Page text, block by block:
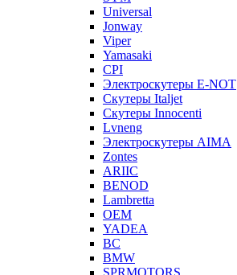
Universal
Jonway
Viper
Yamasaki
CPI
Электроскутеры E-NOT
Скутеры Italjet
Скутеры Innocenti
Lvneng
Электроскутеры AIMA
Zontes
ARIIC
BENOD
Lambretta
OEM
YADEA
BC
BMW
SPRMOTORS